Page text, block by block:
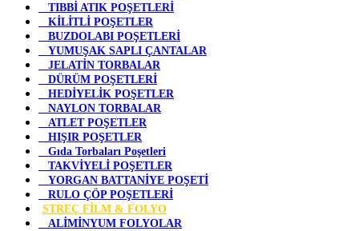
TIBBİ ATIK POŞETLERİ
KİLİTLİ POŞETLER
BUZDOLABI POŞETLERİ
YUMUŞAK SAPLI ÇANTALAR
JELATİN TORBALAR
DÜRÜM POŞETLERİ
HEDİYELİK POŞETLER
NAYLON TORBALAR
ATLET POŞETLER
HIŞIR POŞETLER
Gıda Torbaları Poşetleri
TAKVİYELİ POŞETLER
YORGAN BATTANİYE POŞETİ
RULO ÇÖP POŞETLERİ
STREÇ FİLM & FOLYO
ALİMİNYUM FOLYOLAR